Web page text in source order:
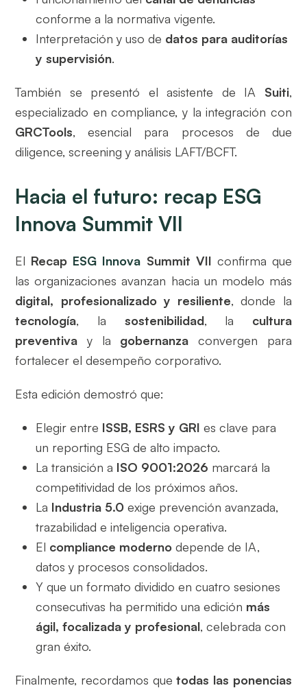
conforme a la normativa vigente.
Interpretación y uso de datos para auditorías
y supervisión.
También se presentó el asistente de IA Suiti,
especializado en compliance, y la integración con
GRCTools, esencial para procesos de due
diligence, screening y análisis LAFT/BCFT.
Hacia el futuro: recap ESG
Innova Summit VII
El Recap ESG Innova Summit VII confirma que
las organizaciones avanzan hacia un modelo más
digital, profesionalizado y resiliente, donde la
tecnología, la sostenibilidad, la cultura
preventiva y la gobernanza convergen para
fortalecer el desempeño corporativo.
Esta edición demostró que:
Elegir entre ISSB, ESRS y GRI es clave para
un reporting ESG de alto impacto.
La transición a ISO 9001:2026 marcará la
competitividad de los próximos años.
La Industria 5.0 exige prevención avanzada,
trazabilidad e inteligencia operativa.
El compliance moderno depende de IA,
datos y procesos consolidados.
Y que un formato dividido en cuatro sesiones
consecutivas ha permitido una edición más
ágil, focalizada y profesional, celebrada con
gran éxito.
Finalmente, recordamos quetodas las ponencias